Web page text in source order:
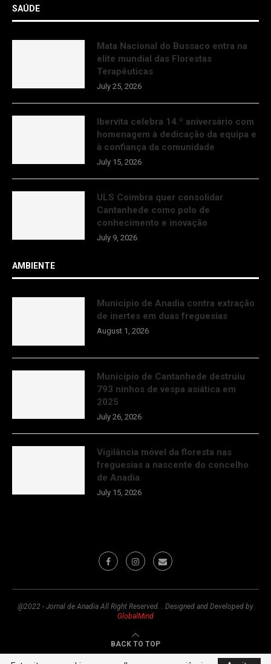
SAÚDE
Mata Nacional do Bussaco entra na
elite mundial das Florestas
Terapêuticas
July 25, 2026
Ibervita celebra 14.º aniversário com
homenagem à dedicação da equipa e
à confiança da comunidade
July 15, 2026
ULS Coimbra quer consolidar
Cantanhede como polo de
conhecimento e inovação
July 9, 2026
AMBIENTE
Município de Anadia contra extração
de inertes em duas freguesias
August 1, 2026
Município de Cantanhede destruiu
793 ninhos de vespa asiática em
2025
July 26, 2026
Vigilância móvel da floresta nas
freguesias a nascente do concelho
de Anadia
July 15, 2026
@2022 - Jornal de Anadia All Right Reserved. . Designed and Developed by
GlobalMind
BACK TO TOP